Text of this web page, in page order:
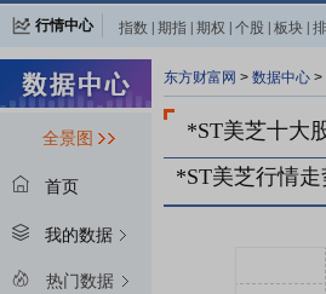
行情中心 指数 期指 期权 个股 板块
全景图
首页
我的数据
热门数据
东方财富网 > 数据中心 >
*ST美芝十大
*ST美芝行情走